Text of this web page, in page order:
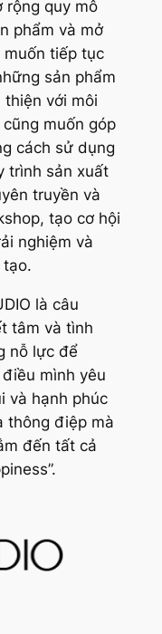
rộng quy mô
phẩm và mở
muốn tiếp tục
sản phẩm
với môi
muốn góp
cách sử dụng
trình sản xuất
truyền và
tạo cơ hội
nghiệm và
tạo.
là câu
tâm và tình
nỗ lực để
mình yêu
và hạnh phúc
thông điệp mà
đến tất cả